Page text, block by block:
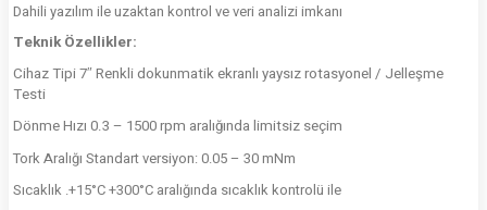
Dahili yazılım ile uzaktan kontrol ve veri analizi imkanı
Teknik Özellikler:
Cihaz Tipi 7″ Renkli dokunmatik ekranlı yaysız rotasyonel / Jelleşme
Testi
Dönme Hızı 0.3 – 1500 rpm aralığında limitsiz seçim
Tork Aralığı Standart versiyon: 0.05 – 30 mNm
Sıcaklık .+15°C +300°C aralığında sıcaklık kontrolü ile